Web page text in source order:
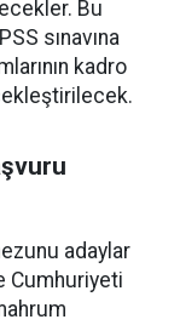
Bu
sınavına
kadro
adaylar
Cumhuriyeti